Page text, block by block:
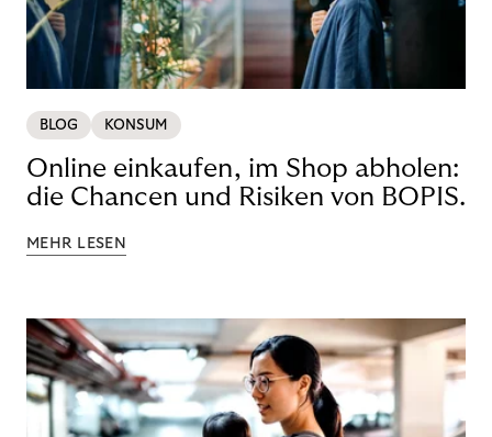
BLOG KONSUM
Online einkaufen, im Shop abholen:
die Chancen und Risiken von BOPIS.
MEHR LESEN